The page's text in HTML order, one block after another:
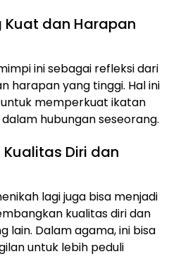
Kuat dan Harapan
ini sebagai refleksi dari
harapan yang tinggi. Hal ini
memperkuat ikatan
hubungan seseorang.
Diri dan
lagi juga bisa menjadi
kualitas diri dan
lain. Dalam agama, ini bisa
untuk lebih peduli